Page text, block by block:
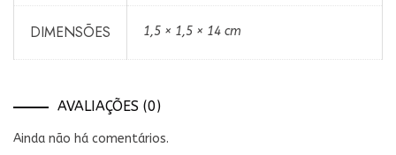
DIMENSÕES 1,5 × 1,5 × 14 cm
AVALIAÇÕES (0)
Ainda não há comentários.